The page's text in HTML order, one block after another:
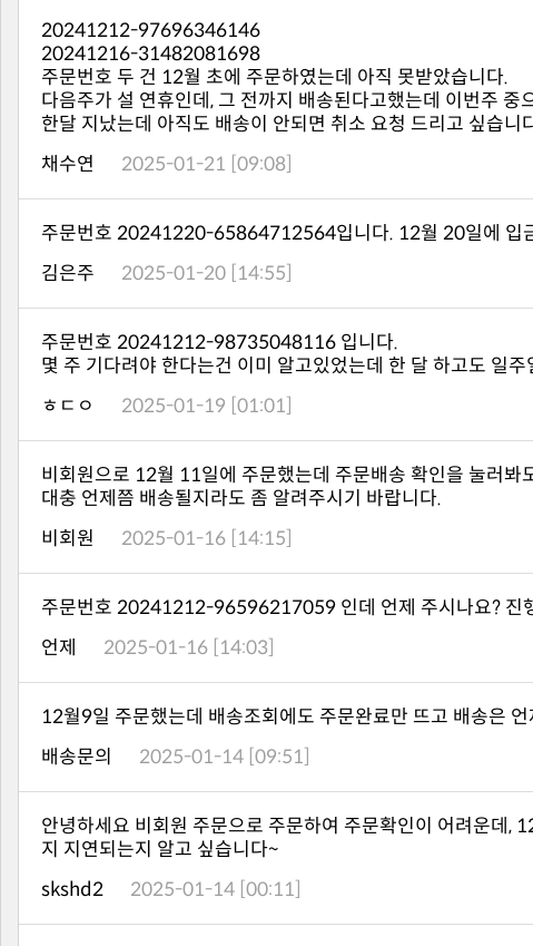
20241212-97696346146
20241216-31482081698
주문번호 두 건 12월 초에 주문하였는데 아직 못받았습니다.
다음주가 설 연휴인데, 그 전까지 배송된다고했는데 이번주 중
한달 지났는데 아직도 배송이 안되면 취소 요청 드리고 싶습니
채수연
2025-01-21 [09:08]
주문번호 20241220-65864712564입니다. 12월 20일에 입
김은주
2025-01-20 [14:55]
주문번호 20241212-98735048116 입니다.
몇 주 기다려야 한다는건 이미 알고있었는데 한 달 하고도 일
ㅎㄷㅇ
2025-01-19 [01:01]
비회원으로 12월 11일에 주문했는데 주문배송 확인을 눌러
대충 언제쯤 배송될지라도 좀 알려주시기 바랍니다.
비회원
2025-01-16 [14:15]
주문번호 20241212-96596217059 인데 언제 주시나요? 진
언제
2025-01-16 [14:03]
12월9일 주문했는데 배송조회에도 주문완료만 뜨고 배송은 언
배송문의
2025-01-14 [09:51]
지 지연되는지 알고 싶습니다~
skshd2
2025-01-14 [00:11]